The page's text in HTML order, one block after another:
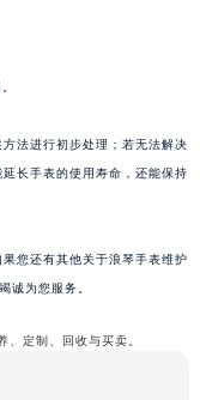
法进行初步处理；若无法解决
长手表的使用寿命，还能保持
您还有其他关于浪琴手表维护
诚为您服务。